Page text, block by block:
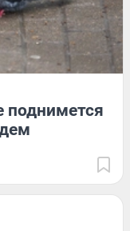
поднимется